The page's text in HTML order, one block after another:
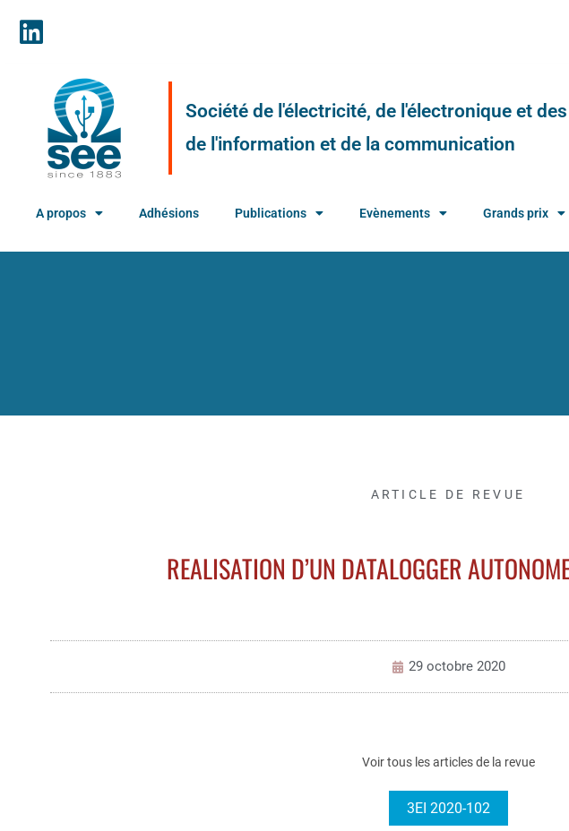
Société de l'électricité, de l'électronique et
de l'information et de la communication
A propos Adhésions Publications Evènements Grands prix
ARTICLE DE REVUE
REALISATION D’UN DATALOGGER
29 octobre 2020
Voir tous les articles de la revue
3EI 2020-102